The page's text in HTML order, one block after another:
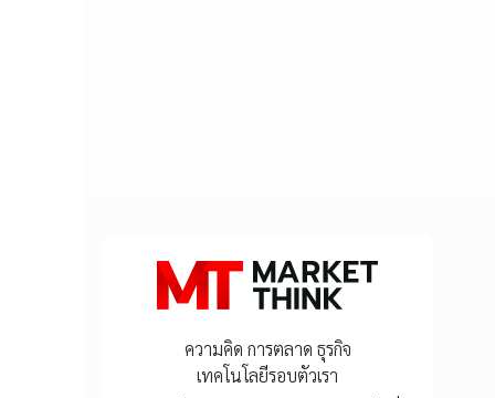
ความคิด การตลาด ธุรกิจ
เทคโนโลยีรอบตัวเรา